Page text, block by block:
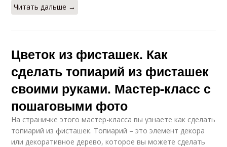
Читать дальше →
Цветок из фисташек. Как
сделать топиарий из фисташек
своими руками. Мастер-класс с
пошаговыми фото
На страничке этого мастер-класса вы узнаете как сделать
топиарий из фисташек. Топиарий – это элемент декора
или декоративное дерево, которое вы можете сделать